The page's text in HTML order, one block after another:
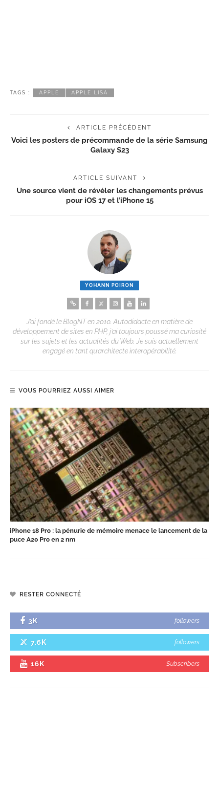
TAGS : APPLE APPLE LISA
ARTICLE PRÉCÉDENT
Voici les posters de précommande de la série Samsung
Galaxy S23
ARTICLE SUIVANT
Une source vient de révéler les changements prévus
pour iOS 17 et l’iPhone 15
YOHANN POIRON
J’ai fondé le BlogNT en 2010. Autodidacte en matière de
développement de sites en PHP, j’ai toujours poussé ma curiosité
sur les sujets et les actualités du Web. Je suis actuellement
engagé en tant qu’architecte interopérabilité.
VOUS POURRIEZ AUSSI AIMER
iPhone 18 Pro : la pénurie de mémoire menace le lancement de la
puce A20 Pro en 2 nm
RESTER CONNECTÉ
3K followers
7.6K followers
16K Subscribers